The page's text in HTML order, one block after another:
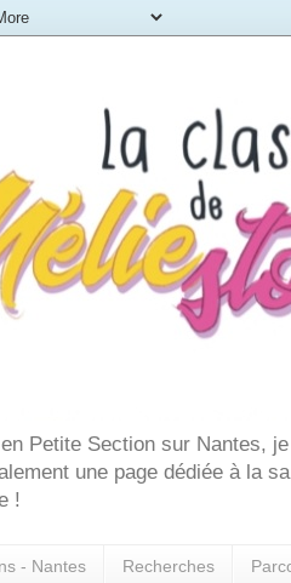
en Petite Section sur Nantes,
une page dédiée à la
!
- Nantes Recherches